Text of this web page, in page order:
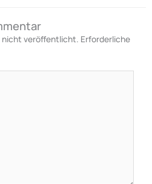
nicht veröffentlicht. Erforderliche